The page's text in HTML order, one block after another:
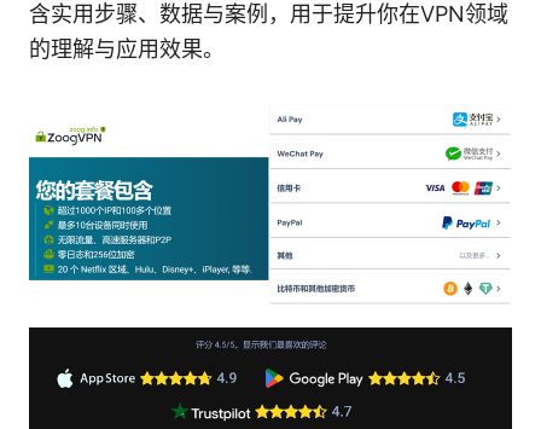
含实用步骤、数据与案例，用于提升你在VPN领域
的理解与应用效果。